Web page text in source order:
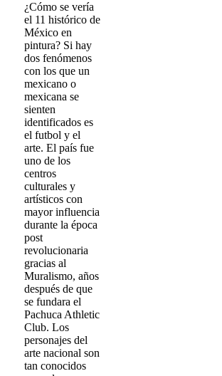
¿Cómo se vería
el 11 histórico de
México en
pintura? Si hay
dos fenómenos
con los que un
mexicano o
mexicana se
sienten
identificados es
el futbol y el
arte. El país fue
uno de los
centros
culturales y
artísticos con
mayor influencia
durante la época
post
revolucionaria
gracias al
Muralismo, años
después de que
se fundara el
Pachuca Athletic
Club. Los
personajes del
arte nacional son
tan conocidos